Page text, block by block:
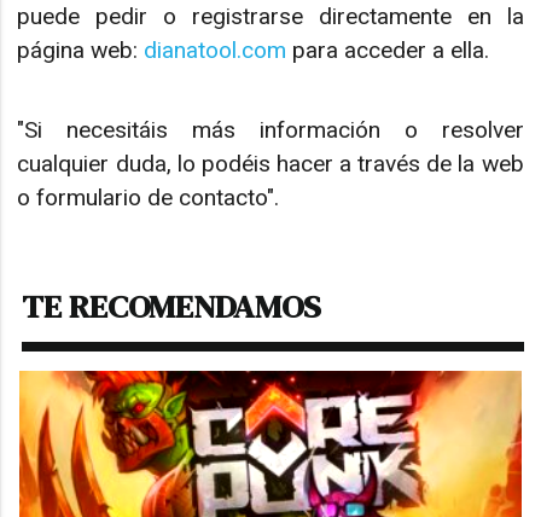
puede pedir o registrarse directamente en la
página web: dianatool.com para acceder a ella.
"Si necesitáis más información o resolver
cualquier duda, lo podéis hacer a través de la web
o formulario de contacto".
TE RECOMENDAMOS